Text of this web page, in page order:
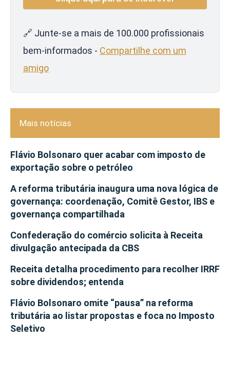
🔗 Junte-se a mais de 100.000 profissionais
bem-informados - Compartilhe com um
amigo
Mais notícias
Flávio Bolsonaro quer acabar com imposto de
exportação sobre o petróleo
A reforma tributária inaugura uma nova lógica de
governança: coordenação, Comitê Gestor, IBS e
governança compartilhada
Confederação do comércio solicita à Receita
divulgação antecipada da CBS
Receita detalha procedimento para recolher IRRF
sobre dividendos; entenda
Flávio Bolsonaro omite “pausa” na reforma
tributária ao listar propostas e foca no Imposto
Seletivo